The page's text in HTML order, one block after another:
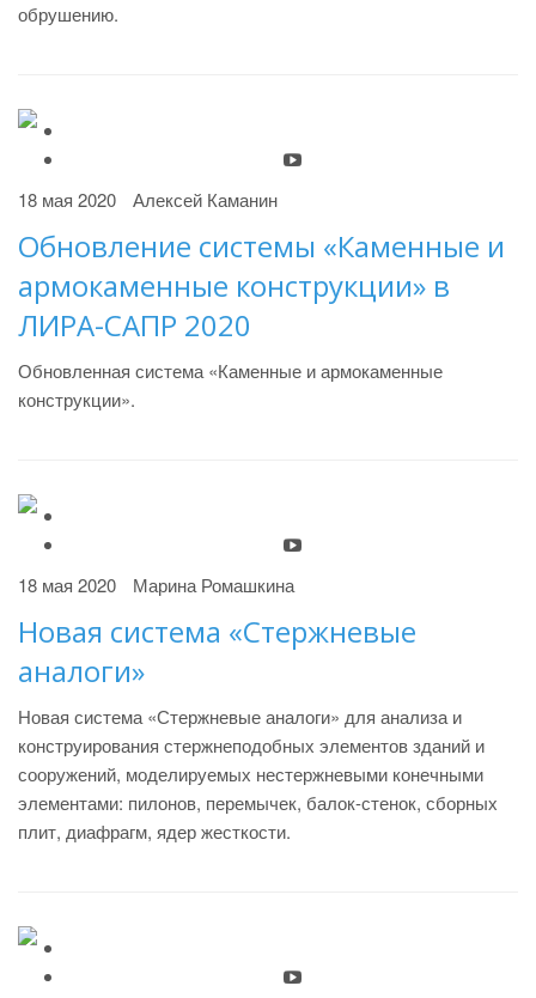
обрушению.
18 мая 2020 Алексей Каманин
Обновление системы «Каменные и
армокаменные конструкции» в
ЛИРА-САПР 2020
Обновленная система «Каменные и армокаменные
конструкции».
18 мая 2020 Марина Ромашкина
Новая система «Стержневые
аналоги»
Новая система «Стержневые аналоги» для анализа и
конструирования стержнеподобных элементов зданий и
сооружений, моделируемых нестержневыми конечными
элементами: пилонов, перемычек, балок-стенок, сборных
плит, диафрагм, ядер жесткости.